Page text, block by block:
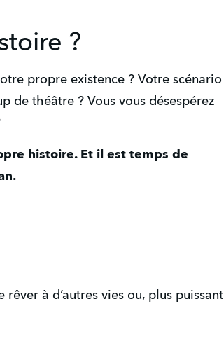
?
propre existence ? Votre scénario
de théâtre ? Vous vous désespérez
histoire. Et il est temps de
à d’autres vies ou, plus puissant